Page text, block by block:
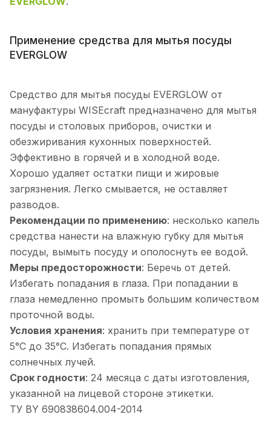
Применение средства для мытья посуды
EVERGLOW
Средство для мытья посуды EVERGLOW от
мануфактуры WISEcraft предназначено для мытья
посуды и столовых приборов, очистки и
обезжиривания кухонных поверхностей.
Эффективно в горячей и в холодной воде.
Хорошо удаляет остатки пищи и жировые
загрязнения. Легко смывается, не оставляет
разводов.
Рекомендации по применению: несколько капель
средства нанести на влажную губку для мытья
посуды, вымыть посуду и ополоснуть ее водой.
Меры предосторожности: Беречь от детей.
Избегать попадания в глаза. При попадании в
глаза немедленно промыть большим количеством
проточной воды.
Условия хранения: хранить при температуре от
5°С до 35°С. Избегать попадания прямых
солнечных лучей.
Срок годности: 24 месяца с даты изготовления,
указанной на лицевой стороне этикетки.
ТУ BY 690838604.004-2014